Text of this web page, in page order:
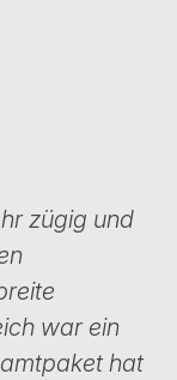
zügig und
war ein
hat